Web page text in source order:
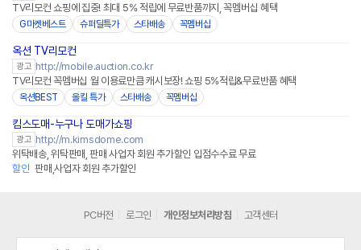
TV리모컨 쇼핑에 집중! 최대 5% 적립에 무료반품까지, 꼭멤버십 혜택
G마켓베스트 슈퍼딜특가 스타배송 꼭멤버십
옥션 TV리모컨
광고 http://mobile.auction.co.kr
TV리모컨 꼭멤버십 월 이용료만큼 캐시보장! 쇼핑 5%적립&무료반품 혜택
옥션BEST 올킬 특가 스타배송 꼭멤버십
킴스도매-누구나 도매가쇼핑
광고 http://m.kimsdome.com
위탁배송, 위탁판매, 판매 사업자 회원 추가할인 입점수수료 무료
할인 판매,사업자 회원 추가할인
PC버전 로그인 개인정보처리방침 고객센터